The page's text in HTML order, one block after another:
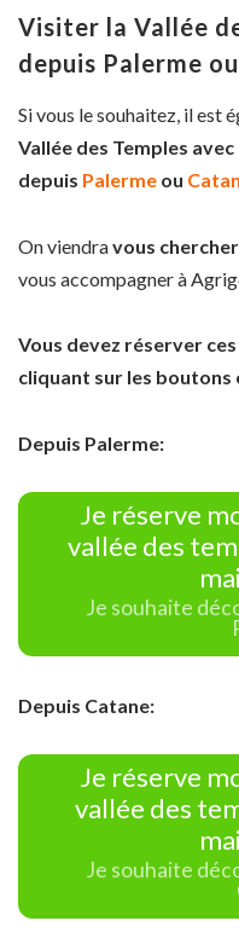
Visiter la Vallée
depuis Palerme
Si vous le souhaitez, il est
Vallée des Temples
depuis Palerme ou
On viendravous
vous accompagner à
Vous devez réserver
cliquant sur les boutons
Depuis Palerme:
Je réserve
vallée des
Je souhaite
Depuis Catane:
Je réserve
vallée des
Je souhaite